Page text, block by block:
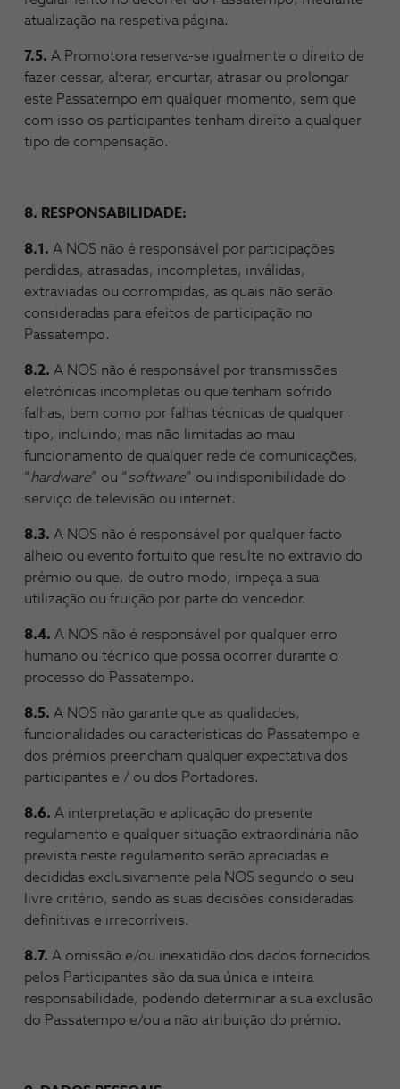
atualização na respetiva página.
7.5. A Promotora reserva-se igualmente o direito de
fazer cessar, alterar, encurtar, atrasar ou prolongar
este Passatempo em qualquer momento, sem que
com isso os participantes tenham direito a qualquer
tipo de compensação.
8. RESPONSABILIDADE:
8.1. A NOS não é responsável por participações
perdidas, atrasadas, incompletas, inválidas,
extraviadas ou corrompidas, as quais não serão
consideradas para efeitos de participação no
Passatempo.
8.2. A NOS não é responsável por transmissões
eletrónicas incompletas ou que tenham sofrido
falhas, bem como por falhas técnicas de qualquer
tipo, incluindo, mas não limitadas ao mau
funcionamento de qualquer rede de comunicações,
“ hardware” ou “software” ou indisponibilidade do
serviço de televisão ou internet.
8.3. A NOS não é responsável por qualquer facto
alheio ou evento fortuito que resulte no extravio do
prémio ou que, de outro modo, impeça a sua
utilização ou fruição por parte do vencedor.
8.4. A NOS não é responsável por qualquer erro
humano ou técnico que possa ocorrer durante o
processo do Passatempo.
8.5. A NOS não garante que as qualidades,
funcionalidades ou características do Passatempo e
dos prémios preencham qualquer expectativa dos
participantes e / ou dos Portadores.
8.6. A interpretação e aplicação do presente
regulamento e qualquer situação extraordinária não
prevista neste regulamento serão apreciadas e
decididas exclusivamente pela NOS segundo o seu
livre critério, sendo as suas decisões consideradas
definitivas e irrecorríveis.
8.7. A omissão e/ou inexatidão dos dados fornecidos
pelos Participantes são da sua única e inteira
responsabilidade, podendo determinar a sua exclusão
do Passatempo e/ou a não atribuição do prémio.